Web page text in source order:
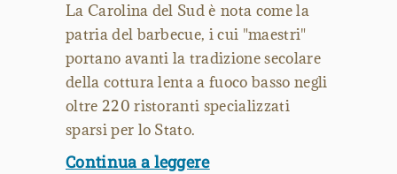
La Carolina del Sud è nota come la
patria del barbecue, i cui "maestri"
portano avanti la tradizione secolare
della cottura lenta a fuoco basso negli
oltre 220 ristoranti specializzati
sparsi per lo Stato.
Continua a leggere